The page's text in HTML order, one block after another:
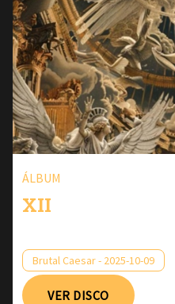
ÁLBUM
XII
Brutal Caesar - 2025-10-09
VER DISCO